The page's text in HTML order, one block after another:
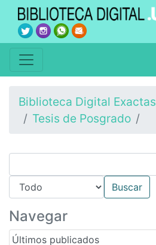
Biblioteca Digital Exactas
Tesis de Posgrado
Navegar
Últimos publicados